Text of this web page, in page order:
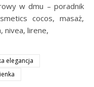
w dmu – poradnik
cocos, masaż,
nivea, lirene,
elegancja